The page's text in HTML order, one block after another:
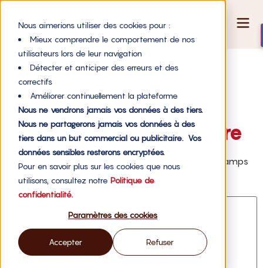
Nous aimerions utiliser des cookies pour :
Mieux comprendre le comportement de nos
utilisateurs lors de leur navigation
Détecter et anticiper des erreurs et des
correctifs
Améliorer continuellement la plateforme
Nous ne vendrons jamais vos données à des tiers.
Nous ne partagerons jamais vos données à des
tiers dans un but commercial ou publicitaire. Vos
données sensibles resterons encryptées.
Pour en savoir plus sur les cookies que nous
utilisons, consultez notre Politique de
confidentialité.
Paramètres des cookies
Accepter Refuser
icon-user
Laisser un commentaire
Votre adresse e-mail ne sera pas publiée.
Les champs
obligatoires sont indiqués avec
*
Commentaire*